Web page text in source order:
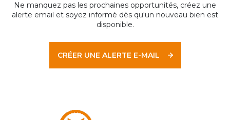
Ne manquez pas les prochaines opportunités, créez une
alerte email et soyez informé dès qu'un nouveau bien est
disponible.
CRÉER UNE ALERTE E-MAIL